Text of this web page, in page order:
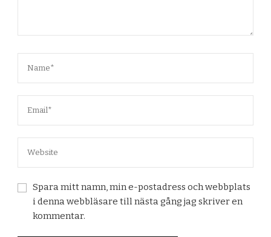
Spara mitt namn, min e-postadress och webbplats
i denna webbläsare till nästa gång jag skriver en
kommentar.